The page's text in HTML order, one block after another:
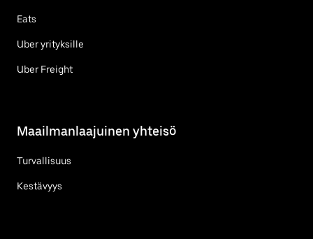
Eats
Uber yrityksille
Uber Freight
Maailmanlaajuinen yhteisö
Turvallisuus
Kestävyys